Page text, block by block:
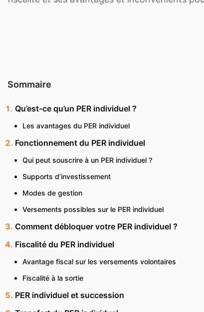
Sommaire
Qu’est-ce qu’un PER individuel ?
Les avantages du PER individuel
Fonctionnement du PER individuel
Qui peut souscrire à un PER individuel ?
Supports d’investissement
Modes de gestion
Versements possibles sur le PER individuel
Comment débloquer votre PER individuel ?
Fiscalité du PER individuel
Avantage fiscal sur les versements volontaires
Fiscalité à la sortie
PER individuel et succession